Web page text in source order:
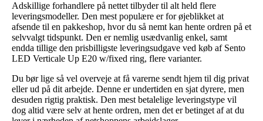
Adskillige forhandlere på nettet tilbyder til alt held flere
leveringsmodeller. Den mest populære er for øjeblikket at
afsende til en pakkeshop, hvor du så nemt kan hente ordren på et
selvvalgt tidspunkt. Den er nemlig usædvanlig enkel, samt
endda tillige den prisbilligste leveringsudgave ved køb af Sento
LED Verticale Up E20 w/fixed ring, flere varianter.
Du bør lige så vel overveje at få varerne sendt hjem til dig privat
eller ud på dit arbejde. Denne er undertiden en sjat dyrere, men
desuden rigtig praktisk. Den mest betalelige leveringstype vil
dog altid være selv at hente ordren, men det er betinget af at du